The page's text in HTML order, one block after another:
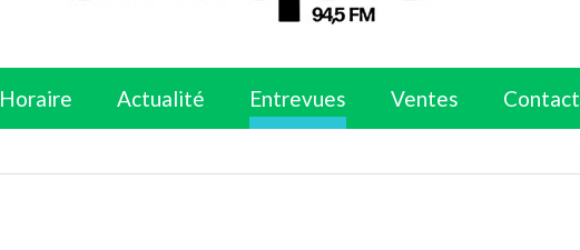
Horaire Actualité Entrevues Ventes Contact